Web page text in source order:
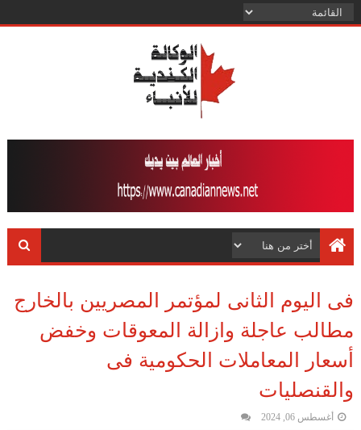
فى اليوم الثانى لمؤتمر المصريين بالخارج
مطالب عاجلة وازالة المعوقات وخفض
أسعار المعاملات الحكومية فى
والقنصليات
أغسطس 06, 2024